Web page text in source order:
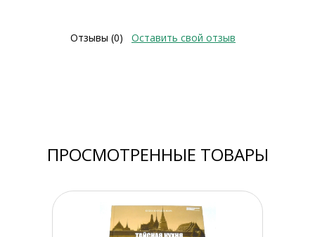
Отзывы (0) Оставить свой отзыв
ПРОСМОТРЕННЫЕ ТОВАРЫ